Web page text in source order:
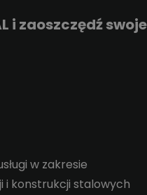
i zaoszczędź swoje
w zakresie
i konstrukcji stalowych